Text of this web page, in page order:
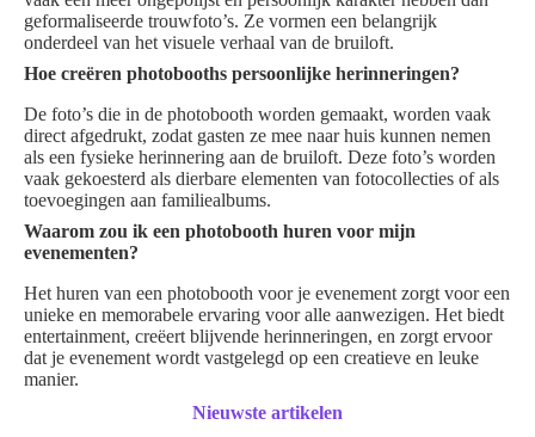
geformaliseerde trouwfoto’s. Ze vormen een belangrijk
onderdeel van het visuele verhaal van de bruiloft.
Hoe creëren photobooths persoonlijke herinneringen?
De foto’s die in de photobooth worden gemaakt, worden vaak
direct afgedrukt, zodat gasten ze mee naar huis kunnen nemen
als een fysieke herinnering aan de bruiloft. Deze foto’s worden
vaak gekoesterd als dierbare elementen van fotocollecties of als
toevoegingen aan familiealbums.
Waarom zou ik een photobooth huren voor mijn
evenementen?
Het huren van een photobooth voor je evenement zorgt voor een
unieke en memorabele ervaring voor alle aanwezigen. Het biedt
entertainment, creëert blijvende herinneringen, en zorgt ervoor
dat je evenement wordt vastgelegd op een creatieve en leuke
manier.
Nieuwste artikelen